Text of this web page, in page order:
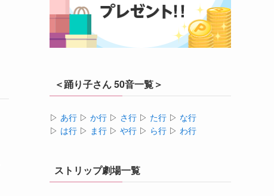
＜踊り子さん 50音一覧＞
▷ あ行 ▷ か行 ▷ さ行 ▷ た行 ▷ な行
▷ は行 ▷ ま行 ▷ や行 ▷ ら行 ▷ わ行
ストリップ劇場一覧